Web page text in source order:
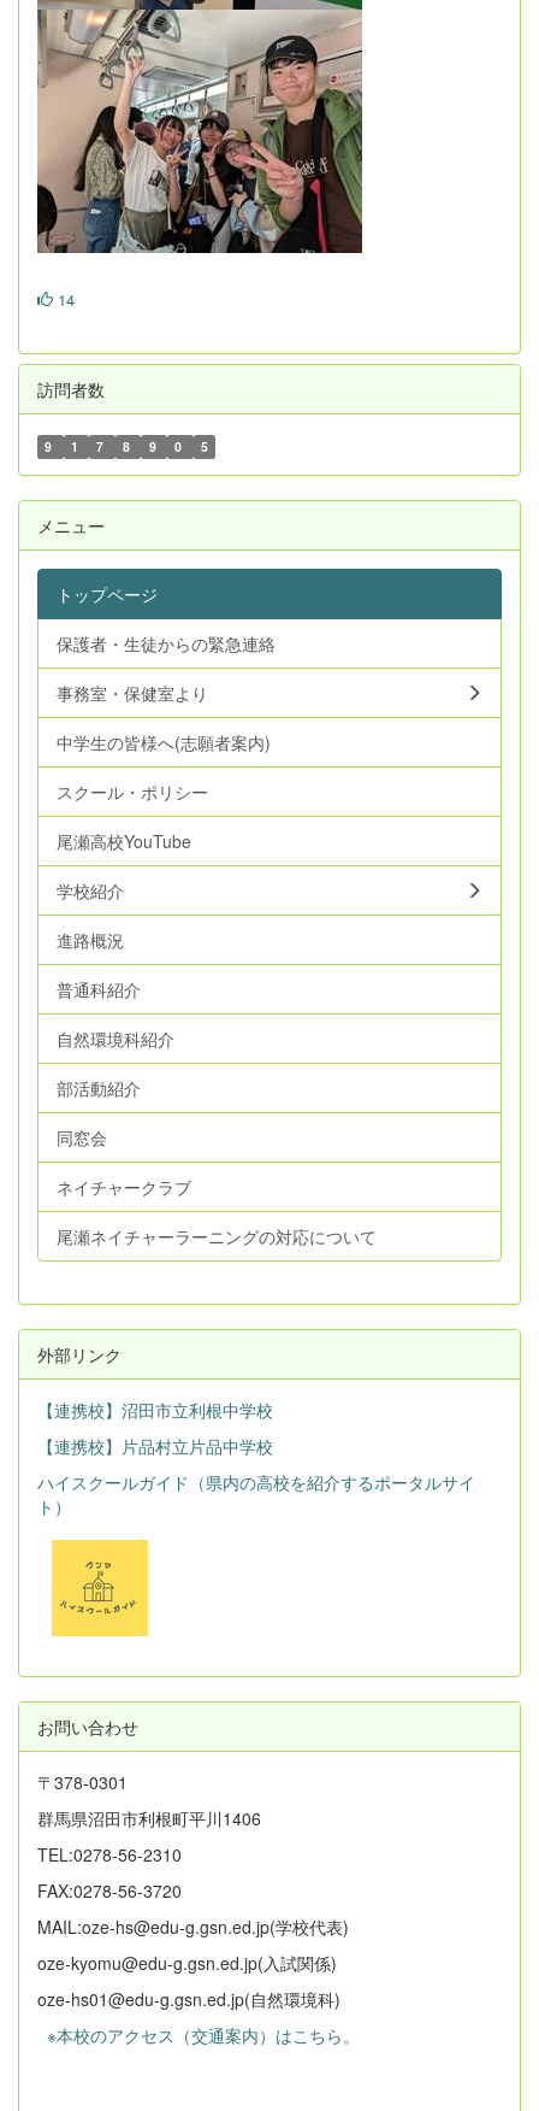
14
訪問者数
9 1 7 8 9 0 5
メニュー
トップページ
保護者・生徒からの緊急連絡
事務室・保健室より
中学生の皆様へ(志願者案内)
スクール・ポリシー
尾瀬高校YouTube
学校紹介
進路概況
普通科紹介
自然環境科紹介
部活動紹介
同窓会
ネイチャークラブ
尾瀬ネイチャーラーニングの対応について
外部リンク
【連携校】沼田市立利根中学校
【連携校】片品村立片品中学校
ハイスクールガイド（県内の高校を紹介するポータルサイ
ト）
お問い合わせ
〒378-0301
群馬県沼田市利根町平川1406
TEL:0278-56-2310
FAX:0278-56-3720
MAIL:oze-hs@edu-g.gsn.ed.jp(学校代表)
oze-kyomu@edu-g.gsn.ed.jp(入試関係)
oze-hs01@edu-g.gsn.ed.jp(自然環境科)
※本校のアクセス（交通案内）はこちら。